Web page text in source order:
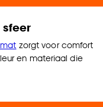
zorgt voor comfort
en materiaal die